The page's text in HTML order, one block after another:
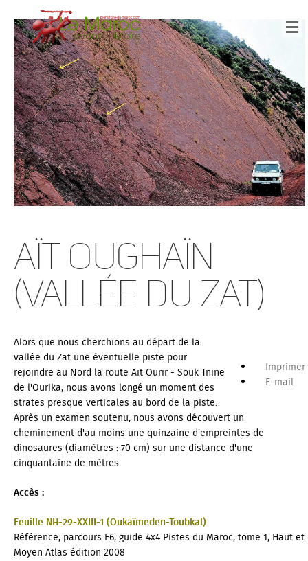
Aït Oughaïn
(vallée du Zat)
Imprimer
E-mail
Alors que nous cherchions au départ de la
vallée du Zat une éventuelle piste pour
rejoindre au Nord la route Aït Ourir - Souk Tnine
de l'Ourika, nous avons longé un moment des
strates presque verticales au bord de la piste.
Après un examen soutenu, nous avons découvert un
cheminement d'au moins une quinzaine d'empreintes de
dinosaures (diamètres : 70 cm) sur une distance d'une
cinquantaine de mètres.
Accès :
Feuille NH-29-XXIII-1 (Oukaïmeden-Toubkal)
Référence, parcours E6, guide 4x4 Pistes du Maroc, tome 1, Haut et
Moyen Atlas édition 2008